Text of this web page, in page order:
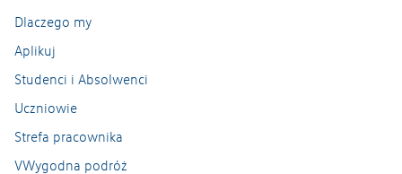
Zakład Crafter Września
Odlewnia na Wildzie
Zakład w Swarzędzu
Zwiedzanie Zakładu
Dlaczego my
Aplikuj
Studenci i Absolwenci
Uczniowie
Strefa pracownika
VWygodna podróż